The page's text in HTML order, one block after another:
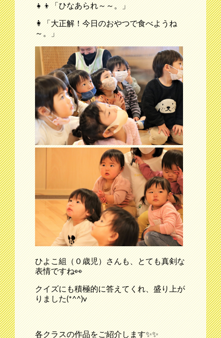
👧👦「ひなあられ～～。」
👩「大正解！今日のおやつで食べようね
～。」
ひよこ組（０歳児）さんも、とても真剣な
表情ですね👀
クイズにも積極的に答えてくれ、盛り上が
りました(*^^)v
各クラスの作品をご紹介します✨✨